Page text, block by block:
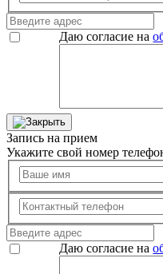
Даю согласие на
Запись на прием
Укажите свой номер
Даю согласие на